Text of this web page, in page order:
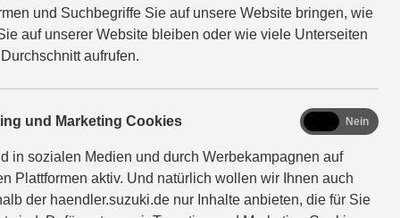
und Suchbegriffe Sie auf unsere Website bringen, wie
auf unserer Website bleiben oder wie viele Unterseiten
aufrufen.
und Marketing Cookies
in sozialen Medien und durch Werbekampagnen auf
Plattformen aktiv. Und natürlich wollen wir Ihnen auch
der haendler.suzuki.de nur Inhalte anbieten, die für Sie
marketing
Nein
Laufzeit
48
Monate
Jährl. Fahrleistung
10.000
Sonderzahlung
1.900
ANGEBOT ANFORDERN
Leasingbeispiel für einen Vitara 1.4 BOOSTERJET
HYBRID Club (81 kW | 110 PS | 6-Gang-Schaltgetriebe |